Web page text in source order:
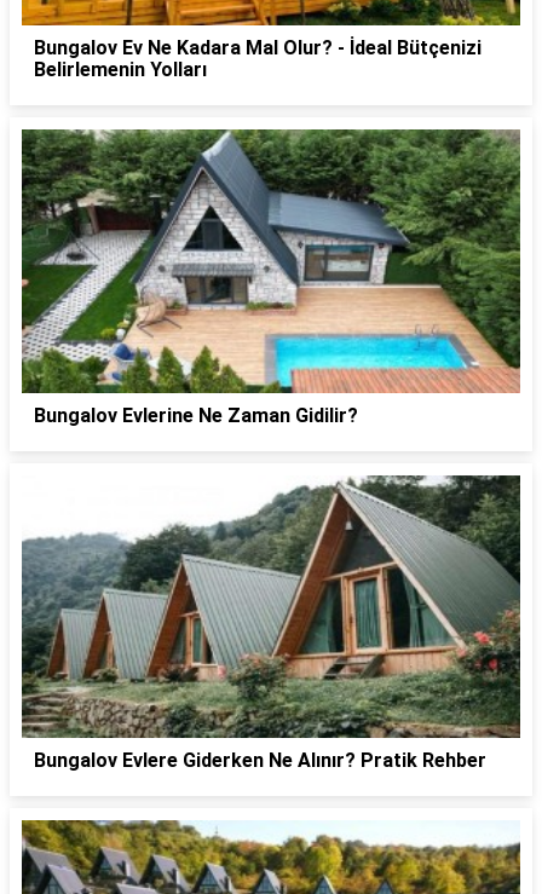
Bungalov Ev Ne Kadara Mal Olur? - İdeal Bütçenizi
Belirlemenin Yolları
Bungalov Evlerine Ne Zaman Gidilir?
Bungalov Evlere Giderken Ne Alınır? Pratik Rehber